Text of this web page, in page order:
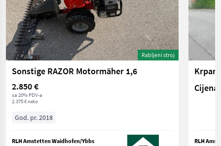
Rabljeni stroj
Sonstige RAZOR Motormäher 1,6
2.850 €
sa 20% PDV-a
2.375 € neto
God. pr. 2018
RLH Amstetten Waidhofen/Ybbs
Krpan
RLH